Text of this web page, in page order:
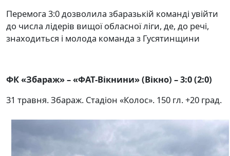
Перемога 3:0 дозволила збаразькій команді увійти
до числа лідерів вищої обласної ліги, де, до речі,
знаходиться і молода команда з Гусятинщини
ФК «Збараж» – «ФАТ-Вікнини» (Вікно) – 3:0 (2:0)
31 травня. Збараж. Стадіон «Колос». 150 гл. +20 град.